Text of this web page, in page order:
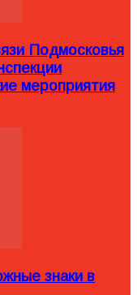
Подмосковья
мероприятия
знаки в